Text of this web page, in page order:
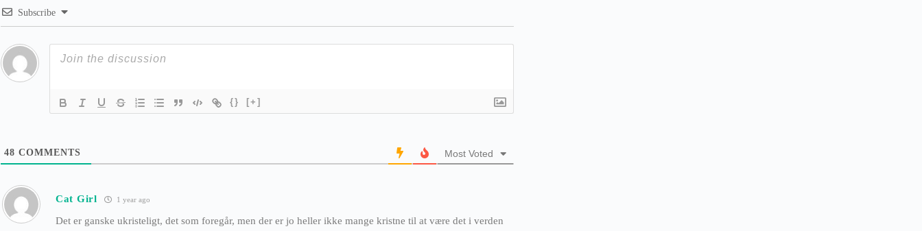
Subscribe
{} [+]
48 COMMENTS Most Voted
Cat Girl 1 year ago
Det er ganske ukristeligt, det som foregår, men der er jo heller ikke mange kristne til at være det i verden